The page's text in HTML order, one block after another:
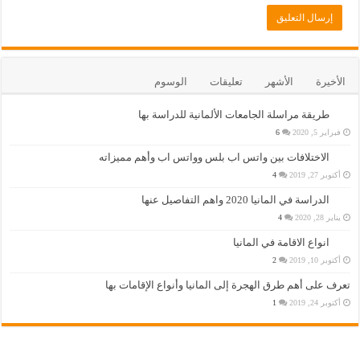
الأخيرة الأشهر تعليقات الوسوم
طريقة مراسلة الجامعات الألمانية للدراسة بها
فبراير 5, 2020 6
الاختلافات بين واتس اب بلس وواتس اب وأهم مميزاته
أكتوبر 27, 2019 4
الدراسة في المانيا 2020 واهم التفاصيل عنها
يناير 28, 2020 4
انواع الاقامة في المانيا
أكتوبر 10, 2019 2
تعرف على أهم طرق الهجرة إلى المانيا وأنواع الإقامات بها
أكتوبر 24, 2019 1